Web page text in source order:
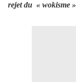
rejet du « wokisme »